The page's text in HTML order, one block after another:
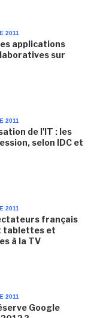
2011
applications
sur
2011
de l'IT : les
selon IDC et
2011
français
tablettes et
à la TV
2011
Google